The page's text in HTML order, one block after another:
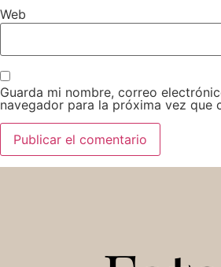
Web
Guarda mi nombre, correo
navegador para la próxima vez que